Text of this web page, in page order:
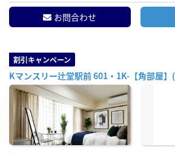
お問合わせ
割引キャンペーン
Kマンスリー辻堂駅前 601・1K-【角部屋